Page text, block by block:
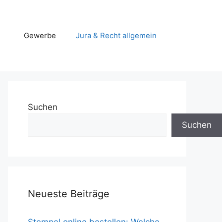
Gewerbe Jura & Recht allgemein
Suchen
Suchen
Neueste Beiträge